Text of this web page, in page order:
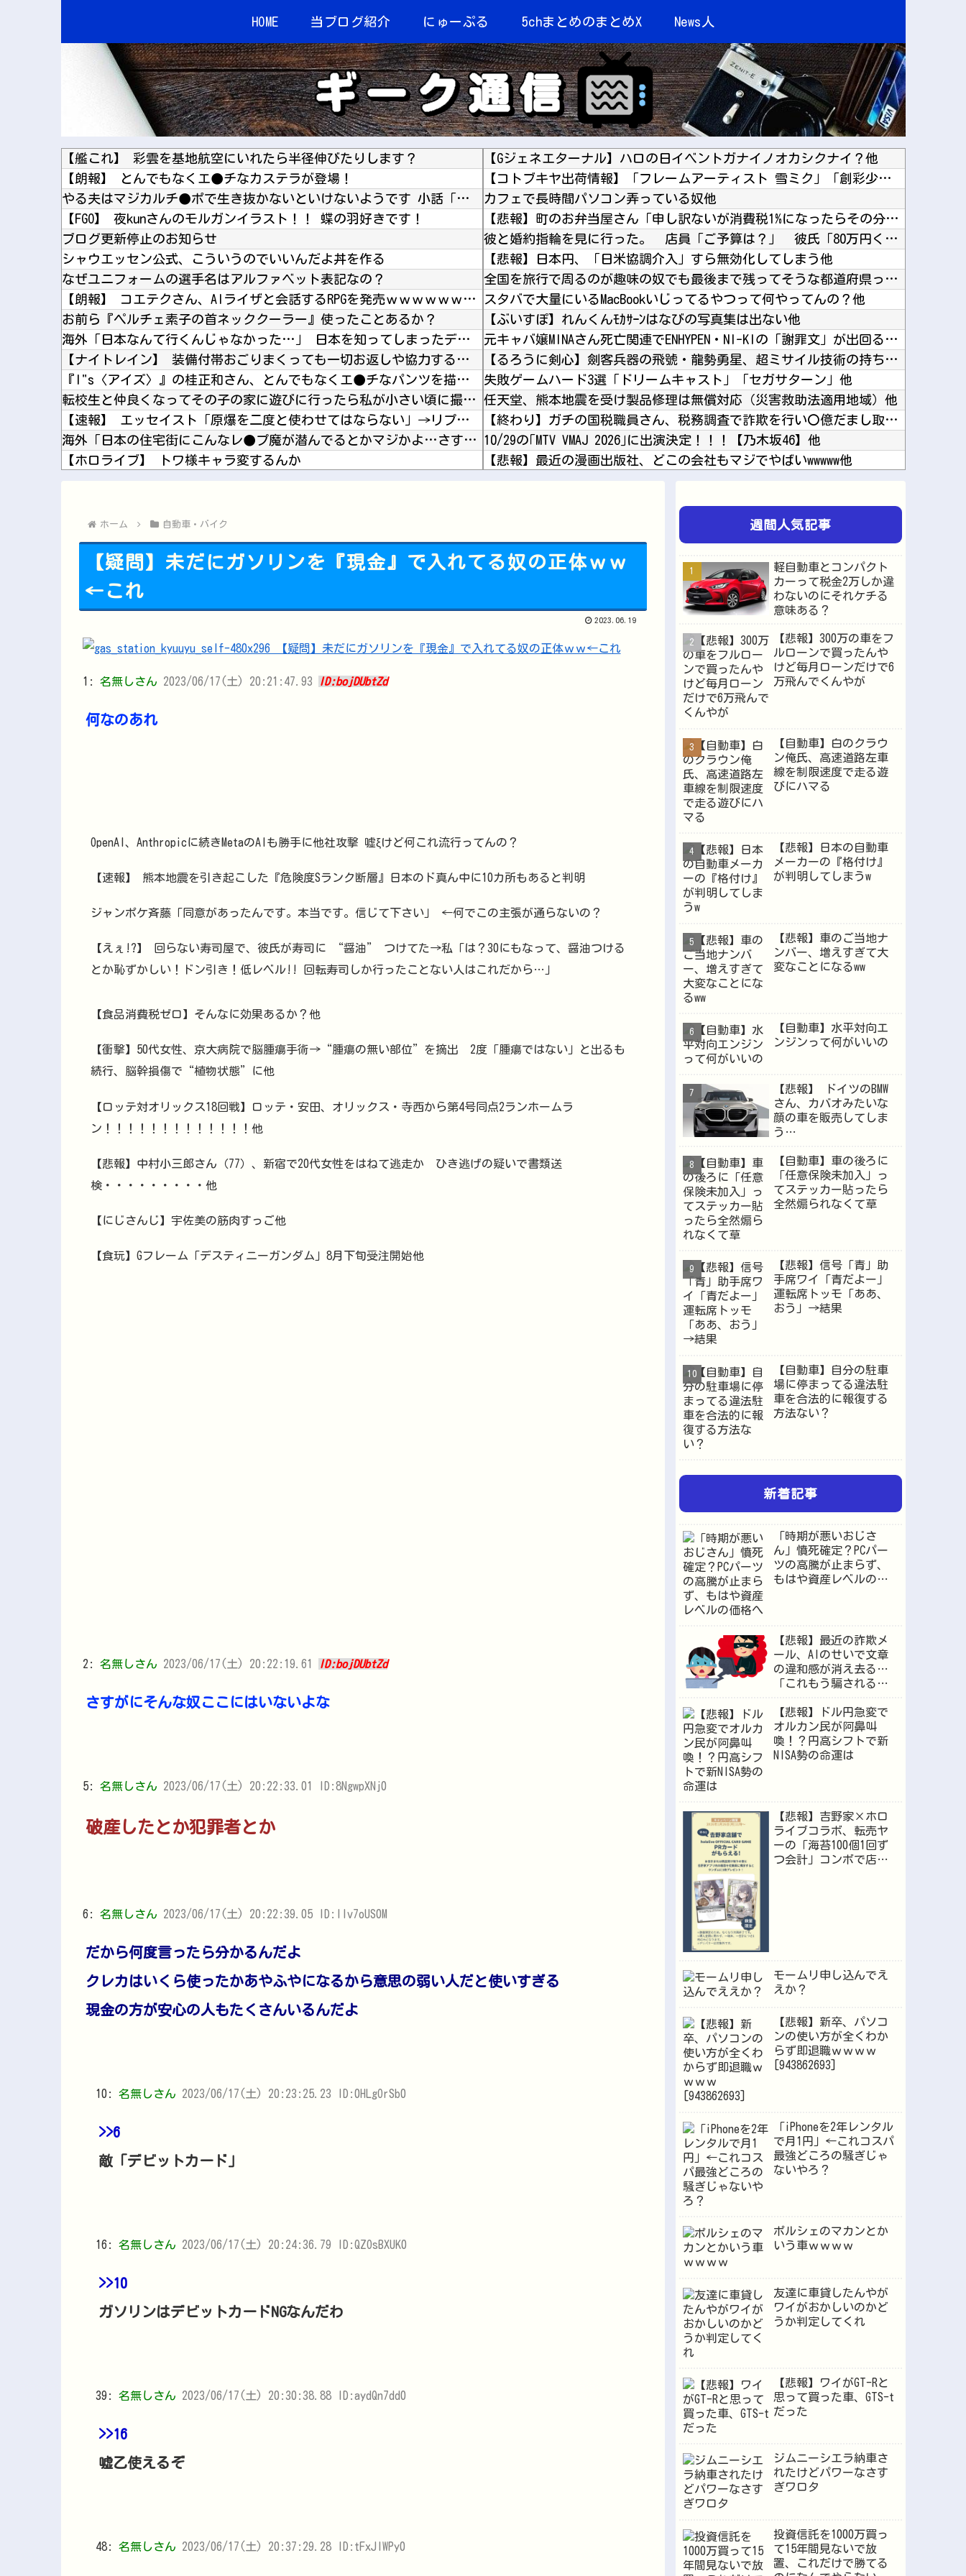
HOME 当ブログ紹介 にゅーぷる 5chまとめのまとめX News人
【艦これ】 彩雲を基地航空にいれたら半径伸びたりします？
【朗報】 とんでもなくエ●チなカステラが登場！
やる夫はマジカルチ●ポで生き抜かないといけないようです 小話「良家のお嬢様がこんな格好を無...
【FGO】 夜kunさんのモルガンイラスト！！ 蝶の羽好きです！
ブログ更新停止のお知らせ
シャウエッセン公式、こういうのでいいんだよ丼を作る
なぜユニフォームの選手名はアルファベット表記なの？
【朗報】 コエテクさん、AIライザと会話するRPGを発売ｗｗｗｗｗｗｗｗｗｗｗｗ
お前ら『ペルチェ素子の首ネッククーラー』使ったことあるか？
海外「日本なんて行くんじゃなかった…」 日本を知ってしまったディズニー信者、帰国後『本家』...
【ナイトレイン】 装備付帯おごりまくっても一切お返しや協力する気がないプレイヤーいるけど…
『I"s〈アイズ〉』の桂正和さん、とんでもなくエ●チなパンツを描く。これもう芸術だろ
転校生と仲良くなってその子の家に遊びに行ったら私が小さい頃に撮った写真があった
【速報】 エッセイスト「原爆を二度と使わせてはならない」→リプ「もちろん中国の核も非難する...
海外「日本の住宅街にこんなレ●プ魔が潜んでるとかマジかよ…さすがHENTAIの国…」
【ホロライブ】 トワ様キャラ変するんか
柴田柚菜 「まゆたんは1人でいても1人で喋ってて…」【乃木坂46】
【Gジェネエターナル】ハロの日イベントガナイノオカシクナイ？他
【コトブキヤ出荷情報】「フレームアーティスト 雪ミク」「創彩少女庭園 早乙女 瑠衣【桃桜高...
カフェで長時間パソコン弄っている奴他
【悲報】町のお弁当屋さん「申し訳ないが消費税1%になったらその分商品代を値上げするわ」他
彼と婚約指輪を見に行った。 店員「ご予算は？」 彼氏「80万円くらいで。最大で90万円か...
【悲報】日本円、「日米協調介入」すら無効化してしまう他
全国を旅行で周るのが趣味の奴でも最後まで残ってそうな都道府県ってどこ？？？他
スタバで大量にいるMacBookいじってるやつって何やってんの？他
【ぶいすぽ】れんくんﾓｶｻｰﾝはなびの写真集は出ない他
元キャバ嬢MINAさん死亡関連でENHYPEN・NI-KIの「謝罪文」が出回るも「フェイク...
【るろうに剣心】劍客兵器の飛號・龍勢勇星、超ミサイル技術の持ち主なのに惜しい男を亡くした・...
失敗ゲームハード3選「ドリームキャスト」「セガサターン」他
任天堂、熊本地震を受け製品修理は無償対応（災害救助法適用地域）他
【終わり】ガチの国税職員さん、税務調査で詐欺を行い〇億だまし取る他
10/29の｢MTV VMAJ 2026｣に出演決定！！！【乃木坂46】他
【悲報】最近の漫画出版社、どこの会社もマジでやばいwwwww他
海外「あるある！」日本を旅行した外国人が患う新たな症状「日本後PTSD」に海外が大騒ぎ他
このパソコン買おうか迷ってるから背中を刺してくれｗｗｗ他
韓国人「韓国サッカー協会の性接待問題のとんでもない言い訳がこちら…」→「もはや自白だろこれ...
【ワンピース】で死んだキャラで打順組んだったｗｗｗｗ他
ホーム 自動車・バイク
【疑問】未だにガソリンを『現金』で入れてる奴の正体ｗｗ
←これ
2023.06.19
1: 名無しさん 2023/06/17(土) 20:21:47.93 ID:bojDUbtZd
何なのあれ
OpenAI、Anthropicに続きMetaのAIも勝手に他社攻撃 嘘ξけど何これ流行ってんの？
【速報】 熊本地震を引き起こした『危険度Sランク断層』日本のド真ん中に10カ所もあると判明
ジャンポケ斉藤「同意があったんです。本当です。信じて下さい」 ←何でこの主張が通らないの？
【えぇ!?】 回らない寿司屋で、彼氏が寿司に “醤油” つけてた→私「は？30にもなって、醤油つける
とか恥ずかしい！ドン引き！低レベル!! 回転寿司しか行ったことない人はこれだから…」
【食品消費税ゼロ】そんなに効果あるか？他
【衝撃】50代女性、京大病院で脳腫瘍手術→“腫瘍の無い部位”を摘出 2度「腫瘍ではない」と出るも
続行、脳幹損傷で“植物状態”に他
【ロッテ対オリックス18回戦】ロッテ・安田、オリックス・寺西から第4号同点2ランホームラ
ン！！！！！！！！！！！！！他
【悲報】中村小三郎さん（77）、新宿で20代女性をはねて逃走か ひき逃げの疑いで書類送
検・・・・・・・・・他
【にじさんじ】宇佐美の筋肉すっご他
【食玩】Gフレーム「デスティニーガンダム」8月下旬受注開始他
2: 名無しさん 2023/06/17(土) 20:22:19.61 ID:bojDUbtZd
さすがにそんな奴ここにはいないよな
5: 名無しさん 2023/06/17(土) 20:22:33.01 ID:8NgwpXNj0
破産したとか犯罪者とか
6: 名無しさん 2023/06/17(土) 20:22:39.05 ID:IIv7oUS0M
だから何度言ったら分かるんだよ
クレカはいくら使ったかあやふやになるから意思の弱い人だと使いすぎる
現金の方が安心の人もたくさんいるんだよ
10: 名無しさん 2023/06/17(土) 20:23:25.23 ID:0HLgOrSb0
>>6
敵「デビットカード」
16: 名無しさん 2023/06/17(土) 20:24:36.79 ID:QZOsBXUK0
>>10
ガソリンはデビットカードNGなんだわ
39: 名無しさん 2023/06/17(土) 20:30:38.88 ID:aydQn7dd0
>>16
嘘乙使えるぞ
48: 名無しさん 2023/06/17(土) 20:37:29.28 ID:tFxJlWPy0
週間人気記事
軽自動車とコンパクト
カーって税金2万しか違
わないのにそれケチる
意味ある？
【悲報】300万の車をフ
ルローンで買ったんや
けど毎月ローンだけで6
万飛んでくんやが
【自動車】白のクラウ
ン俺氏、高速道路左車
線を制限速度で走る遊
びにハマる
【悲報】日本の自動車
メーカーの『格付け』
が判明してしまうw
【悲報】車のご当地ナ
ンバー、増えすぎて大
変なことになるww
【自動車】水平対向エ
ンジンって何がいいの
【悲報】 ドイツのBMW
さん、カバオみたいな
顔の車を販売してしま
う…
【自動車】車の後ろに
「任意保険未加入」っ
てステッカー貼ったら
全然煽られなくて草
【悲報】信号「青」助
手席ワイ「青だよー」
運転席トッモ「ああ、
おう」→結果
【自動車】自分の駐車
場に停まってる違法駐
車を合法的に報復する
方法ない？
新着記事
「時期が悪いおじさ
ん」憤死確定？PCパー
ツの高騰が止まらず、
もはや資産レベルの価
【悲報】最近の詐欺メ
ール、AIのせいで文章
の違和感が消え去る…
「これもう騙されるや
【悲報】ドル円急変で
オルカン民が阿鼻叫
喚！？円高シフトで新
NISA勢の命運は
【悲報】吉野家×ホロ
ライブコラボ、転売ヤ
ーの「海苔100個1回ず
つ会計」コンボで店員
モームリ申し込んでえ
えか？
【悲報】新卒、パソコ
ンの使い方が全くわか
らず即退職ｗｗｗｗ
[943862693]
「iPhoneを2年レンタル
で月1円」←これコスパ
最強どころの騒ぎじゃ
ないやろ？
ポルシェのマカンとか
いう車ｗｗｗｗ
友達に車貸したんやが
ワイがおかしいのかど
うか判定してくれ
【悲報】ワイがGT-Rと
思って買った車、GTS-t
だった
ジムニーシエラ納車さ
れたけどパワーなさす
ぎワロタ
投資信託を1000万買っ
て15年間見ないで放
置、これだけで勝てる